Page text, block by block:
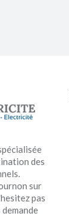
des
sur
pas